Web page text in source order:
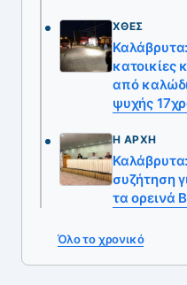
ΧΘΕΣ
κατοικίες
από
ψυχής
Η ΑΡΧΉ
συζήτηση
τα ορεινά
Όλο το χρονικό